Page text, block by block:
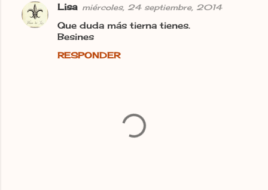
Lisa miércoles, 24 septiembre, 2014
Que duda más tierna tienes.
Besines
RESPONDER